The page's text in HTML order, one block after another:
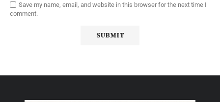
Save my name, email, and website in this browser for the next time I
comment.